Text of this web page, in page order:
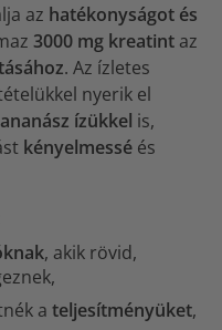
az hatékonyságot és
3000 mg kreatint az
. Az ízletes
nyerik el
ízükkel is,
kényelmessé és
, akik rövid,
a teljesítményüket,